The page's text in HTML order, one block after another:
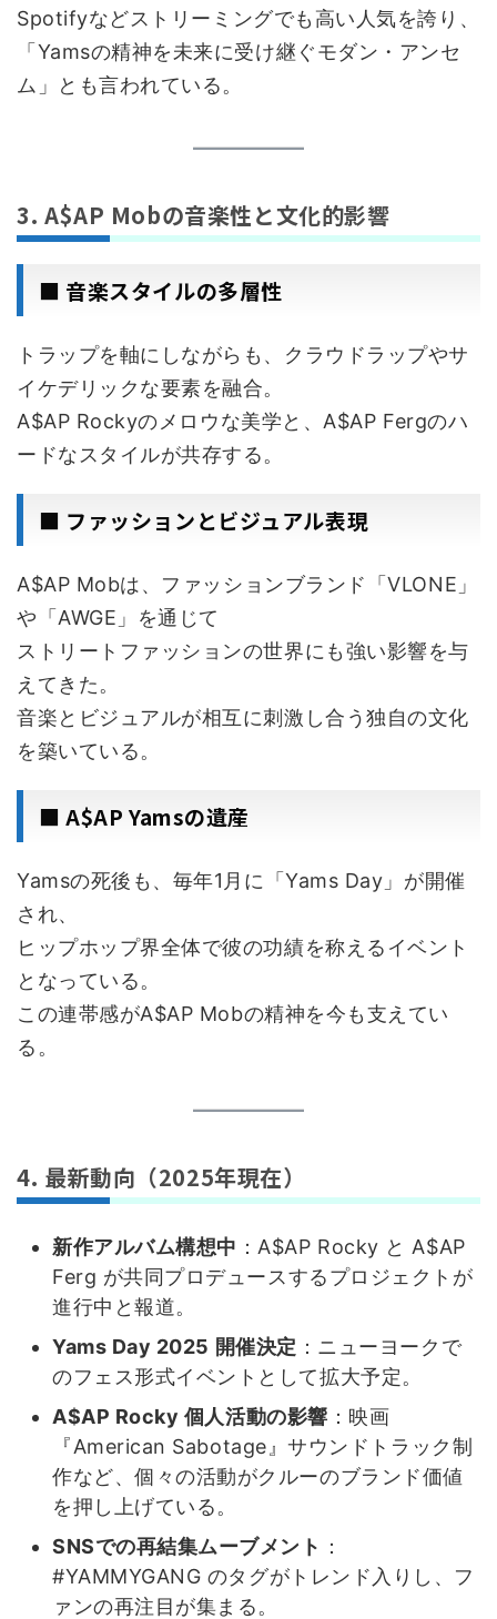
Spotifyなどストリーミングでも高い人気を誇り、
「Yamsの精神を未来に受け継ぐモダン・アンセ
ム」とも言われている。
3. A$AP Mobの音楽性と文化的影響
■ 音楽スタイルの多層性
トラップを軸にしながらも、クラウドラップやサ
イケデリックな要素を融合。
A$AP Rockyのメロウな美学と、A$AP Fergのハ
ードなスタイルが共存する。
■ ファッションとビジュアル表現
A$AP Mobは、ファッションブランド「VLONE」
や「AWGE」を通じて
ストリートファッションの世界にも強い影響を与
えてきた。
音楽とビジュアルが相互に刺激し合う独自の文化
を築いている。
■ A$AP Yamsの遺産
Yamsの死後も、毎年1月に「Yams Day」が開催
され、
ヒップホップ界全体で彼の功績を称えるイベント
となっている。
この連帯感がA$AP Mobの精神を今も支えてい
る。
4. 最新動向（2025年現在）
新作アルバム構想中 ：A$AP Rocky と A$AP
Ferg が共同プロデュースするプロジェクトが
進行中と報道。
Yams Day 2025 開催決定 ：ニューヨークで
のフェス形式イベントとして拡大予定。
A$AP Rocky 個人活動の影響 ：映画
『American Sabotage』サウンドトラック制
作など、個々の活動がクルーのブランド価値
を押し上げている。
SNSでの再結集ムーブメント ：
#YAMMYGANG のタグがトレンド入りし、フ
ァンの再注目が集まる。